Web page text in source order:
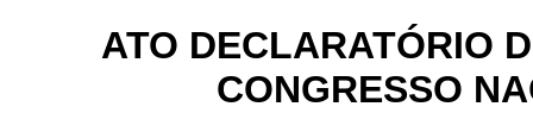
ATO DECLARATÓRIO
CONGRESSO